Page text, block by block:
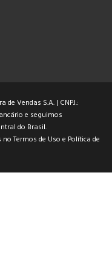
Vendas S.A. | CNPJ.:
e seguimos
do Brasil.
noTermos de Uso e Política de